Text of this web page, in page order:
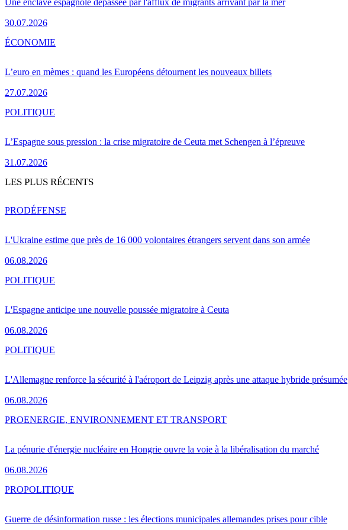
30.07.2026
L’euro en mèmes : quand les Européens détournent les nouveaux billets
27.07.2026
ÉCONOMIE
L’Espagne sous pression : la crise migratoire de Ceuta met Schengen à l’épreuve
31.07.2026
POLITIQUE
LES PLUS RÉCENTS
L'Ukraine estime que près de 16 000 volontaires étrangers servent dans son armée
06.08.2026
PRODÉFENSE
L'Espagne anticipe une nouvelle poussée migratoire à Ceuta
06.08.2026
POLITIQUE
L'Allemagne renforce la sécurité à l'aéroport de Leipzig après une attaque hybride présumée
06.08.2026
POLITIQUE
La pénurie d'énergie nucléaire en Hongrie ouvre la voie à la libéralisation du marché
06.08.2026
PROENERGIE, ENVIRONNEMENT ET TRANSPORT
Guerre de désinformation russe : les élections municipales allemandes prises pour cible
PROPOLITIQUE